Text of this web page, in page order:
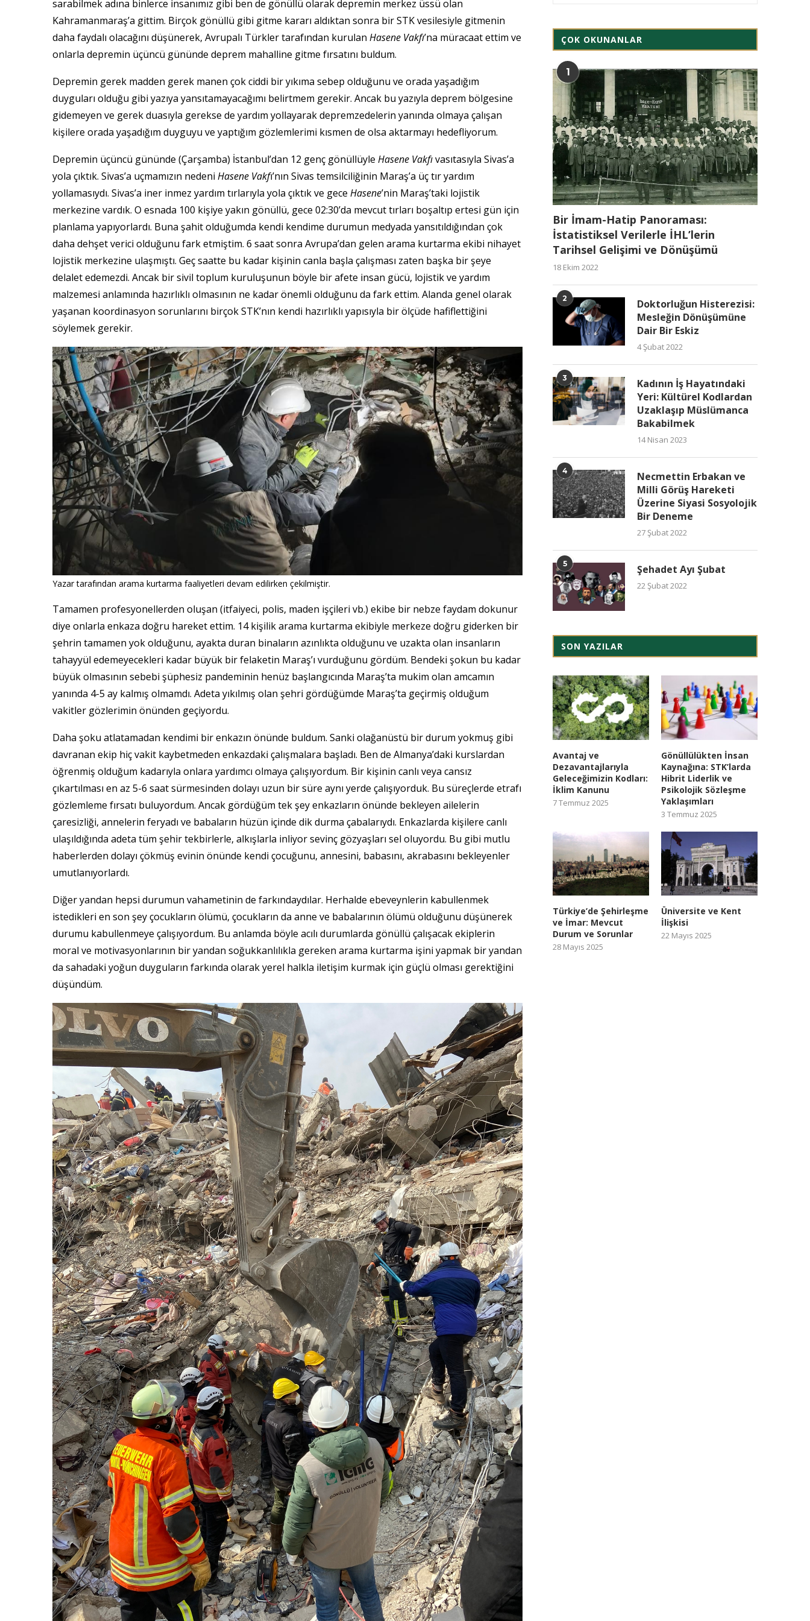
sarabilmek adına binlerce insanımız gibi ben de gönüllü olarak depremin merkez üssü olan
Kahramanmaraş’a gittim. Birçok gönüllü gibi gitme kararı aldıktan sonra bir STK vesilesiyle gitmenin
daha faydalı olacağını düşünerek, Avrupalı Türkler tarafından kurulan Hasene Vakfı’na müracaat ettim ve
onlarla depremin üçüncü gününde deprem mahalline gitme fırsatını buldum.
Depremin gerek madden gerek manen çok ciddi bir yıkıma sebep olduğunu ve orada yaşadığım
duyguları olduğu gibi yazıya yansıtamayacağımı belirtmem gerekir. Ancak bu yazıyla deprem bölgesine
gidemeyen ve gerek duasıyla gerekse de yardım yollayarak depremzedelerin yanında olmaya çalışan
kişilere orada yaşadığım duyguyu ve yaptığım gözlemlerimi kısmen de olsa aktarmayı hedefliyorum.
Depremin üçüncü gününde (Çarşamba) İstanbul’dan 12 genç gönüllüyle Hasene Vakfıvasıtasıyla Sivas’a
yola çıktık. Sivas’a uçmamızın nedeni Hasene Vakfı’nın Sivas temsilciliğinin Maraş’a üç tır yardım
yollamasıydı. Sivas’a iner inmez yardım tırlarıyla yola çıktık ve gece Hasene’nin Maraş’taki lojistik
merkezine vardık. O esnada 100 kişiye yakın gönüllü, gece 02:30’da mevcut tırları boşaltıp ertesi gün için
planlama yapıyorlardı. Buna şahit olduğumda kendi kendime durumun medyada yansıtıldığından çok
daha dehşet verici olduğunu fark etmiştim. 6 saat sonra Avrupa’dan gelen arama kurtarma ekibi nihayet
lojistik merkezine ulaşmıştı. Geç saatte bu kadar kişinin canla başla çalışması zaten başka bir şeye
delalet edemezdi. Ancak bir sivil toplum kuruluşunun böyle bir afete insan gücü, lojistik ve yardım
malzemesi anlamında hazırlıklı olmasının ne kadar önemli olduğunu da fark ettim. Alanda genel olarak
yaşanan koordinasyon sorunlarını birçok STK’nın kendi hazırlıklı yapısıyla bir ölçüde hafiflettiğini
söylemek gerekir.
Yazar tarafından arama kurtarma faaliyetleri devam edilirken çekilmiştir.
Tamamen profesyonellerden oluşan (itfaiyeci, polis, maden işçileri vb.) ekibe bir nebze faydam dokunur
diye onlarla enkaza doğru hareket ettim. 14 kişilik arama kurtarma ekibiyle merkeze doğru giderken bir
şehrin tamamen yok olduğunu, ayakta duran binaların azınlıkta olduğunu ve uzakta olan insanların
tahayyül edemeyecekleri kadar büyük bir felaketin Maraş’ı vurduğunu gördüm. Bendeki şokun bu kadar
büyük olmasının sebebi şüphesiz pandeminin henüz başlangıcında Maraş’ta mukim olan amcamın
yanında 4-5 ay kalmış olmamdı. Adeta yıkılmış olan şehri gördüğümde Maraş’ta geçirmiş olduğum
vakitler gözlerimin önünden geçiyordu.
Daha şoku atlatamadan kendimi bir enkazın önünde buldum. Sanki olağanüstü bir durum yokmuş gibi
davranan ekip hiç vakit kaybetmeden enkazdaki çalışmalara başladı. Ben de Almanya’daki kurslardan
öğrenmiş olduğum kadarıyla onlara yardımcı olmaya çalışıyordum. Bir kişinin canlı veya cansız
çıkartılması en az 5-6 saat sürmesinden dolayı uzun bir süre aynı yerde çalışıyorduk. Bu süreçlerde etrafı
gözlemleme fırsatı buluyordum. Ancak gördüğüm tek şey enkazların önünde bekleyen ailelerin
çaresizliği, annelerin feryadı ve babaların hüzün içinde dik durma çabalarıydı. Enkazlarda kişilere canlı
ulaşıldığında adeta tüm şehir tekbirlerle, alkışlarla inliyor sevinç gözyaşları sel oluyordu. Bu gibi mutlu
haberlerden dolayı çökmüş evinin önünde kendi çocuğunu, annesini, babasını, akrabasını bekleyenler
umutlanıyorlardı.
Diğer yandan hepsi durumun vahametinin de farkındaydılar. Herhalde ebeveynlerin kabullenmek
istedikleri en son şey çocukların ölümü, çocukların da anne ve babalarının ölümü olduğunu düşünerek
durumu kabullenmeye çalışıyordum. Bu anlamda böyle acılı durumlarda gönüllü çalışacak ekiplerin
moral ve motivasyonlarının bir yandan soğukkanlılıkla gereken arama kurtarma işini yapmak bir yandan
da sahadaki yoğun duyguların farkında olarak yerel halkla iletişim kurmak için güçlü olması gerektiğini
düşündüm.
ÇOK OKUNANLAR
1
Bir İmam-Hatip Panoraması:
İstatistiksel Verilerle İHL’lerin
Tarihsel Gelişimi ve Dönüşümü
18 Ekim 2022
2
Doktorluğun Histerezisi:
Mesleğin Dönüşümüne
Dair Bir Eskiz
4 Şubat 2022
3
Kadının İş Hayatındaki
Yeri: Kültürel Kodlardan
Uzaklaşıp Müslümanca
Bakabilmek
14 Nisan 2023
4
Necmettin Erbakan ve
Milli Görüş Hareketi
Üzerine Siyasi Sosyolojik
Bir Deneme
27 Şubat 2022
5 Şehadet Ayı Şubat
22 Şubat 2022
SON YAZILAR
Avantaj ve
Dezavantajlarıyla
Geleceğimizin Kodları:
İklim Kanunu
7 Temmuz 2025
Gönüllülükten İnsan
Kaynağına: STK’larda
Hibrit Liderlik ve
Psikolojik Sözleşme
Yaklaşımları
3 Temmuz 2025
Türkiye’de Şehirleşme
ve İmar: Mevcut
Durum ve Sorunlar
28 Mayıs 2025
Üniversite ve Kent
İlişkisi
22 Mayıs 2025